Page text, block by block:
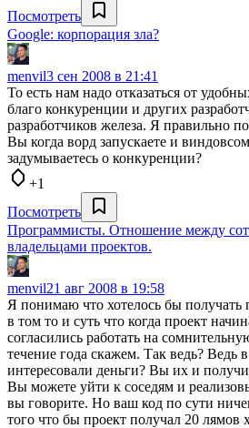
Посмотреть
Google: корпорация зла?
menvil3 сен 2008 в 21:41
То есть нам надо отказаться от
благо конкуренции и других
разработчиков железа. Я правильно
Вы когда ворд запускаете и
задумываетесь о конкуренции?
+1
Посмотреть
Программисты. Отношение между
владельцами проектов.
menvil21 авг 2008 в 19:58
Я понимаю что хотелось бы
в том то и суть что когда проект
согласились работать на
течение года скажем. Так ведь? Ведь
интересовали деньги? Вы их и
Вы можете уйти к соседям и
вы говорите. Но ваш код по сути
того что бы проект получал 20 лямов